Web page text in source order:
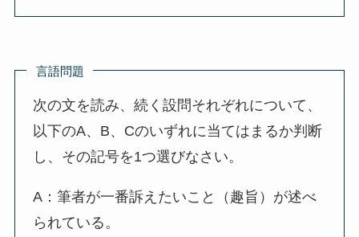
言語問題
次の文を読み、続く設問それぞれについて、
以下のA、B、Cのいずれに当てはまるか判断
し、その記号を1つ選びなさい。
A：筆者が一番訴えたいこと（趣旨）が述べ
られている。